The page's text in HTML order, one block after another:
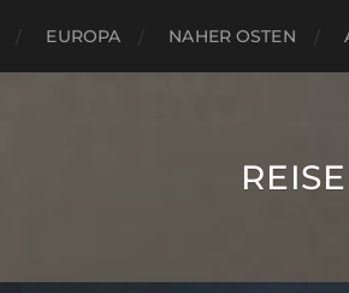
EUROPA NAHER OSTEN